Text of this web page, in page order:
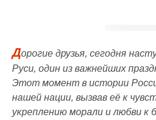
Дорогие друзья, сегодня
Руси, один из важнейших
Этот момент в истории
нашей нации, вызвав её к
укреплению морали и любви к